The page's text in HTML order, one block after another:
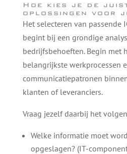
Hoe kies je de
oplossingen voor
Het selecteren van passende
begint bij een grondige
bedrijfsbehoeften. Begin met
belangrijkste werkprocessen
communicatiepatronen
klanten of leveranciers.
Vraag jezelf daarbij het
Welke informatie moet
opgeslagen? (IT-